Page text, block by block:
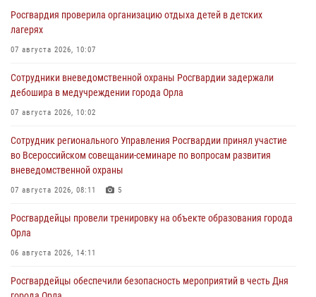
Росгвардия проверила организацию отдыха детей в детских
лагерях
07 августа 2026, 10:07
Сотрудники вневедомственной охраны Росгвардии задержали
дебошира в медучреждении города Орла
07 августа 2026, 10:02
Сотрудник регионального Управления Росгвардии принял участие
во Всероссийском совещании-семинаре по вопросам развития
вневедомственной охраны
07 августа 2026, 08:11 5
Росгвардейцы провели тренировку на объекте образования города
Орла
06 августа 2026, 14:11
Росгвардейцы обеспечили безопасность мероприятий в честь Дня